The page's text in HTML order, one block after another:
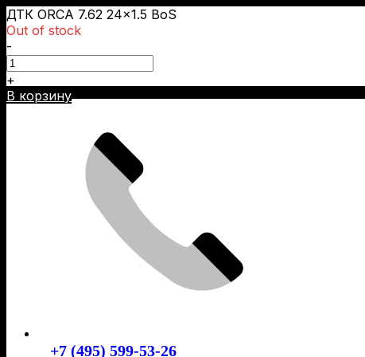
ДТК ORCA 7.62 24×1.5 BoS
Out of stock
-
+
В корзину
Skip
+7 (495) 599-53-26